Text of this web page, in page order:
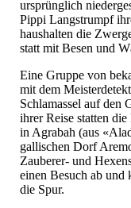
ursprünglich
Pippi Langstrumpf
haushalten die
statt mit Besen und
Eine Gruppe von
mit dem
Schlamassel auf den
ihrer Reise statten
in Agrabah (aus
gallischen Dorf
Zauberer- und
einen Besuch ab und
die Spur.